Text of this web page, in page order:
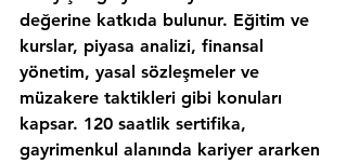
değerine katkıda bulunur. Eğitim ve
kurslar, piyasa analizi, finansal
yönetim, yasal sözleşmeler ve
müzakere taktikleri gibi konuları
kapsar. 120 saatlik sertifika,
gayrimenkul alanında kariyer ararken